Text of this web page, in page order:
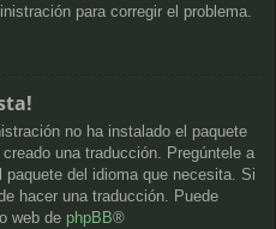
para corregir el problema.
no ha instalado el paquete
una traducción. Pregúntele a
del idioma que necesita. Si
hacer una traducción. Puede
web de phpBB®